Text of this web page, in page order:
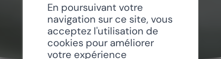
En poursuivant votre
navigation sur ce site, vous
acceptez l'utilisation de
cookies pour améliorer
votre expérience